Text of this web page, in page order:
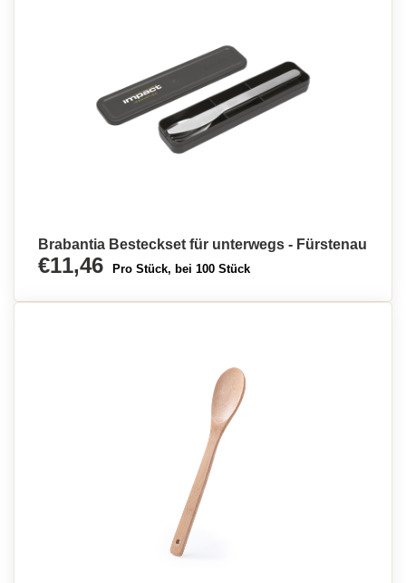
Brabantia Besteckset für unterwegs - Fürstenau
€11,46 Pro Stück, bei 100 Stück